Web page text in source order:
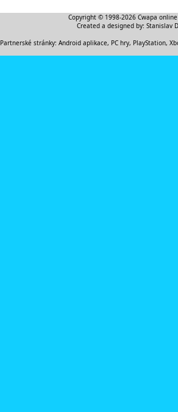
Copyright © 1998-2026 Cwapa
Created a designed by: Stanislav
Partnerské stránky: Android aplikace, PC hry, PlayStation,